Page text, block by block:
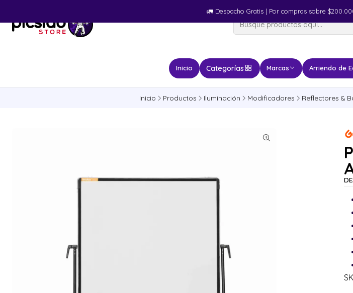
Inicio Categorías Marcas Arriendo de
🚛​ Despacho Gratis | Por compras sobre
Inicio Productos Iluminación Modificadores Reflectores &